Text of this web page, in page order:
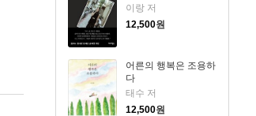
이랑 저
12,500원
어른의 행복은 조용하
다
태수 저
12,500원